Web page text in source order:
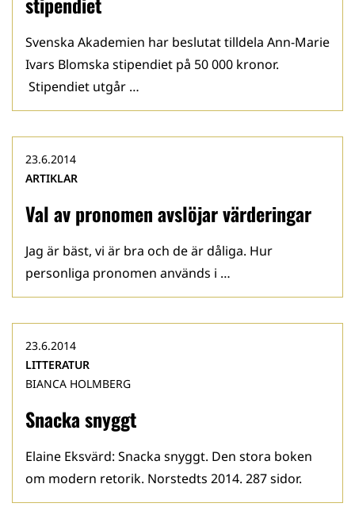
Svenska Akademien har beslutat tilldela Ann-Marie
Ivars Blomska stipendiet på 50 000 kronor.
Stipendiet utgår …
Val av pronomen avslöjar värderingar
23.6.2014
ARTIKLAR
Jag är bäst, vi är bra och de är dåliga. Hur
personliga pronomen används i …
Snacka snyggt
23.6.2014
LITTERATUR
BIANCA HOLMBERG
Elaine Eksvärd: Snacka snyggt. Den stora boken
om modern retorik. Norstedts 2014. 287 sidor.